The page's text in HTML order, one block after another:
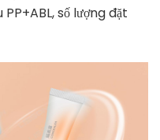
số lượng đặt